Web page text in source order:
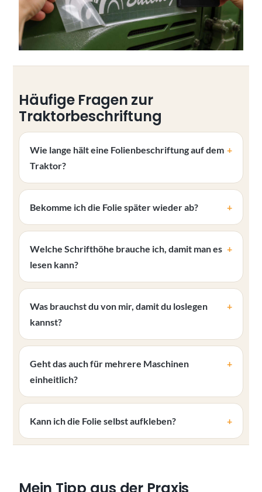
Häufige Fragen zur
Traktorbeschriftung
Wie lange hält eine Folienbeschriftung auf dem
Traktor?
Bekomme ich die Folie später wieder ab?
Welche Schrifthöhe brauche ich, damit man es
lesen kann?
Was brauchst du von mir, damit du loslegen
kannst?
Geht das auch für mehrere Maschinen
einheitlich?
Kann ich die Folie selbst aufkleben?
Mein Tipp aus der Praxis